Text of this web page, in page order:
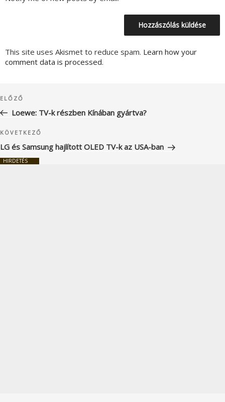
This site uses Akismet to reduce spam. Learn how your
comment data is processed.
navigáció
Korábbi
bejegyzés
ELŐZŐ
Loewe: TV-k részben Kínában gyártva?
Következő
bejegyzés
KÖVETKEZŐ
LG és Samsung hajlított OLED TV-k az USA-ban
HIRDETÉS